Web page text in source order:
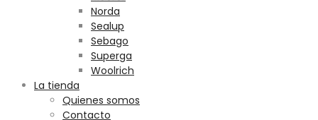
Norda
Sealup
Sebago
Superga
Woolrich
La tienda
Quienes somos
Contacto